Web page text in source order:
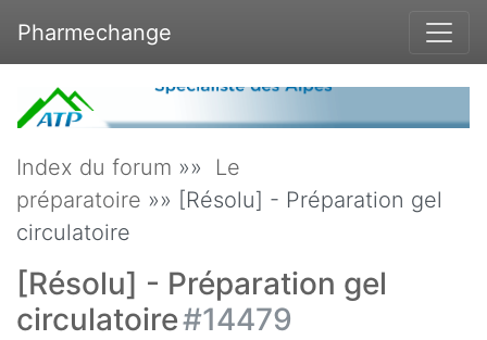
Pharmechange
Index du forum »» Le
préparatoire »» [Résolu] - Préparation gel
circulatoire
[Résolu] - Préparation gel
circulatoire#14479